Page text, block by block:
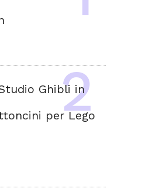
Ghibli in
per Lego